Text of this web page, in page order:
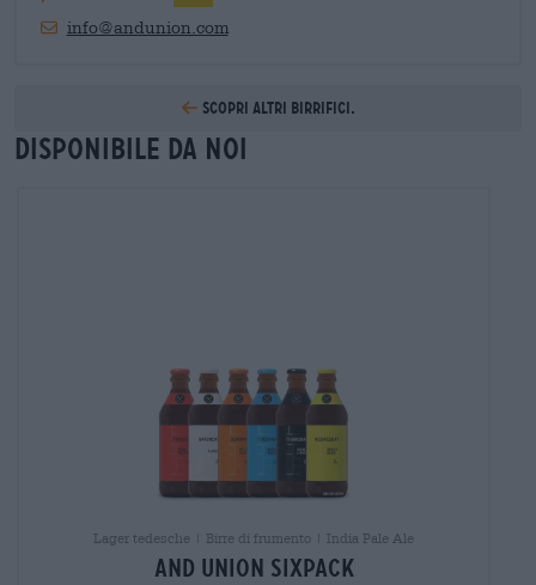
info@andunion.com
Scopri altri birrifici.
Disponibile da noi
Lager tedesche | Birre di frumento | India Pale Ale
and union sixpack